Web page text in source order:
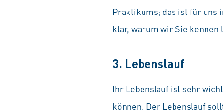
Praktikums; das ist für uns
klar, warum wir Sie kennen
3. Lebenslauf
Ihr Lebenslauf ist sehr
können. Der Lebenslauf